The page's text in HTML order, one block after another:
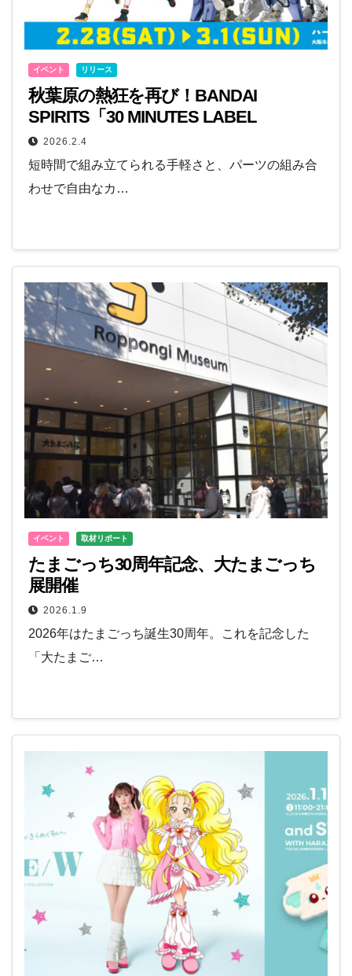
イベント リリース
秋葉原の熱狂を再び！BANDAI
SPIRITS「30 MINUTES LABEL
FES.OSAKA」コミュニティエリアがさ
らに充実・拡大して2月に大阪初上陸
2026.2.4
短時間で組み立てられる手軽さと、パーツの組み合
わせで自由なカ…
イベント 取材リポート
たまごっち30周年記念、大たまごっち
展開催
2026.1.9
2026年はたまごっち誕生30周年。これを記念した
「大たまご…